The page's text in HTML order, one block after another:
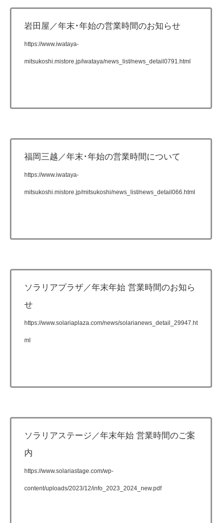
岩田屋／年末･年始の営業時間のお知らせ
https://www.iwataya-
mitsukoshi.mistore.jp/iwataya/news_list/news_detail0791.html
福岡三越／年末･年始の営業時間について
https://www.iwataya-
mitsukoshi.mistore.jp/mitsukoshi/news_list/news_detail066.html
ソラリアプラザ／年末年始 営業時間のお知ら
せ
https://www.solariaplaza.com/news/solarianews_detail_29947.ht
ml
ソラリアステージ／年末年始 営業時間のご案
内
https://www.solariastage.com/wp-
content/uploads/2023/12/info_2023_2024_new.pdf